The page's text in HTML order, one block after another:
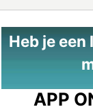
Heb je
APP